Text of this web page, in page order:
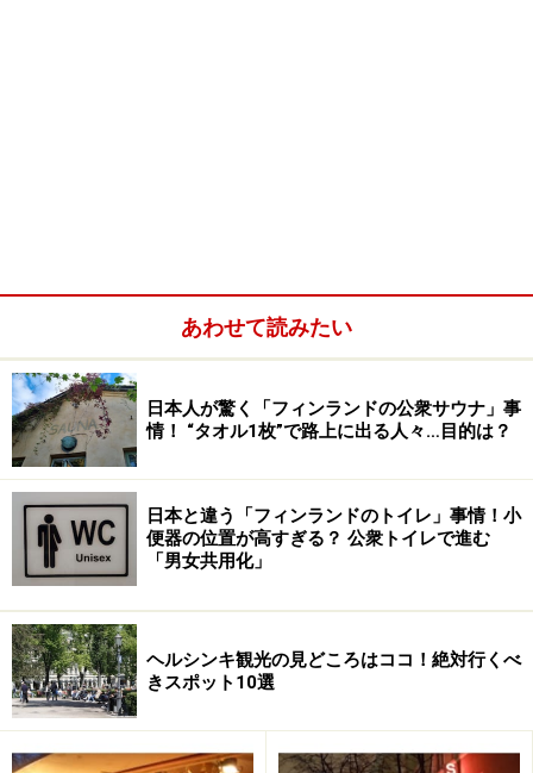
あわせて読みたい
日本人が驚く「フィンランドの公衆サウナ」事
情！ “タオル1枚”で路上に出る人々…目的は？
日本と違う「フィンランドのトイレ」事情！小
便器の位置が高すぎる？ 公衆トイレで進む
「男女共用化」
ヘルシンキ観光の見どころはココ！絶対行くべ
きスポット10選